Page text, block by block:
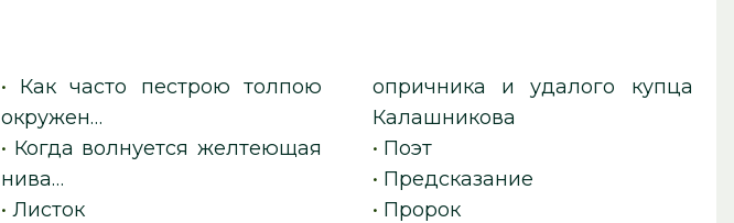
• Как часто пестрою толпою
окружен…
• Когда волнуется желтеющая
нива…
• Листок
опричника и удалого купца
Калашникова
• Поэт
• Предсказание
• Пророк